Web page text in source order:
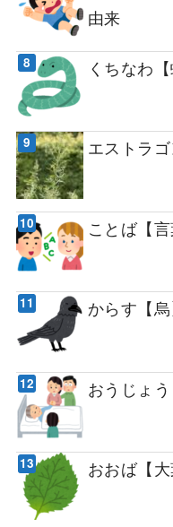
由来
くちなわ
エストラ
ことば【
からす【
おうじょ
おおば【